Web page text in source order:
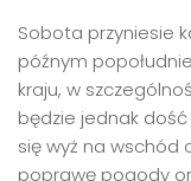
Sobota przyniesie
późnym
kraju, w
będzie jednak
się wyż na wschód
poprawę pogody